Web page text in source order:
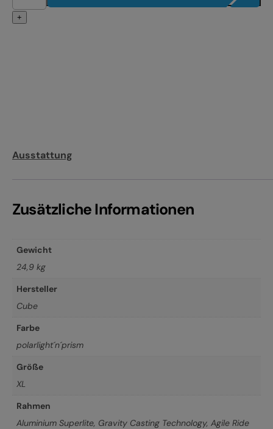
+
Ausstattung
Zusätzliche Informationen
Gewicht
24,9 kg
Hersteller
Cube
Farbe
polarlight´n´prism
Größe
XL
Rahmen
Aluminium Superlite, Gravity Casting Technology, Agile Ride